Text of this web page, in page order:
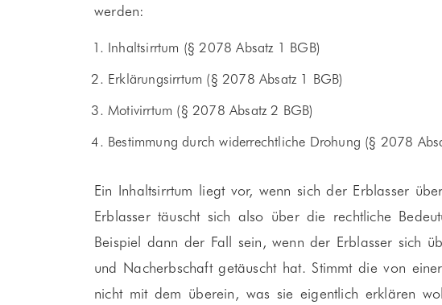
werden:
Inhaltsirrtum (§ 2078 Absatz 1 BGB)
Erklärungsirrtum (§ 2078 Absatz 1 BGB)
Motivirrtum (§ 2078 Absatz 2 BGB)
Bestimmung durch widerrechtliche Drohung (§ 2078
Ein Inhaltsirrtum liegt vor, wenn sich der Erblasser
Erblasser täuscht sich also über die rechtliche
Beispiel dann der Fall sein, wenn der Erblasser sich
und Nacherbschaft getäuscht hat. Stimmt die von
nicht mit dem überein, was sie eigentlich erklären